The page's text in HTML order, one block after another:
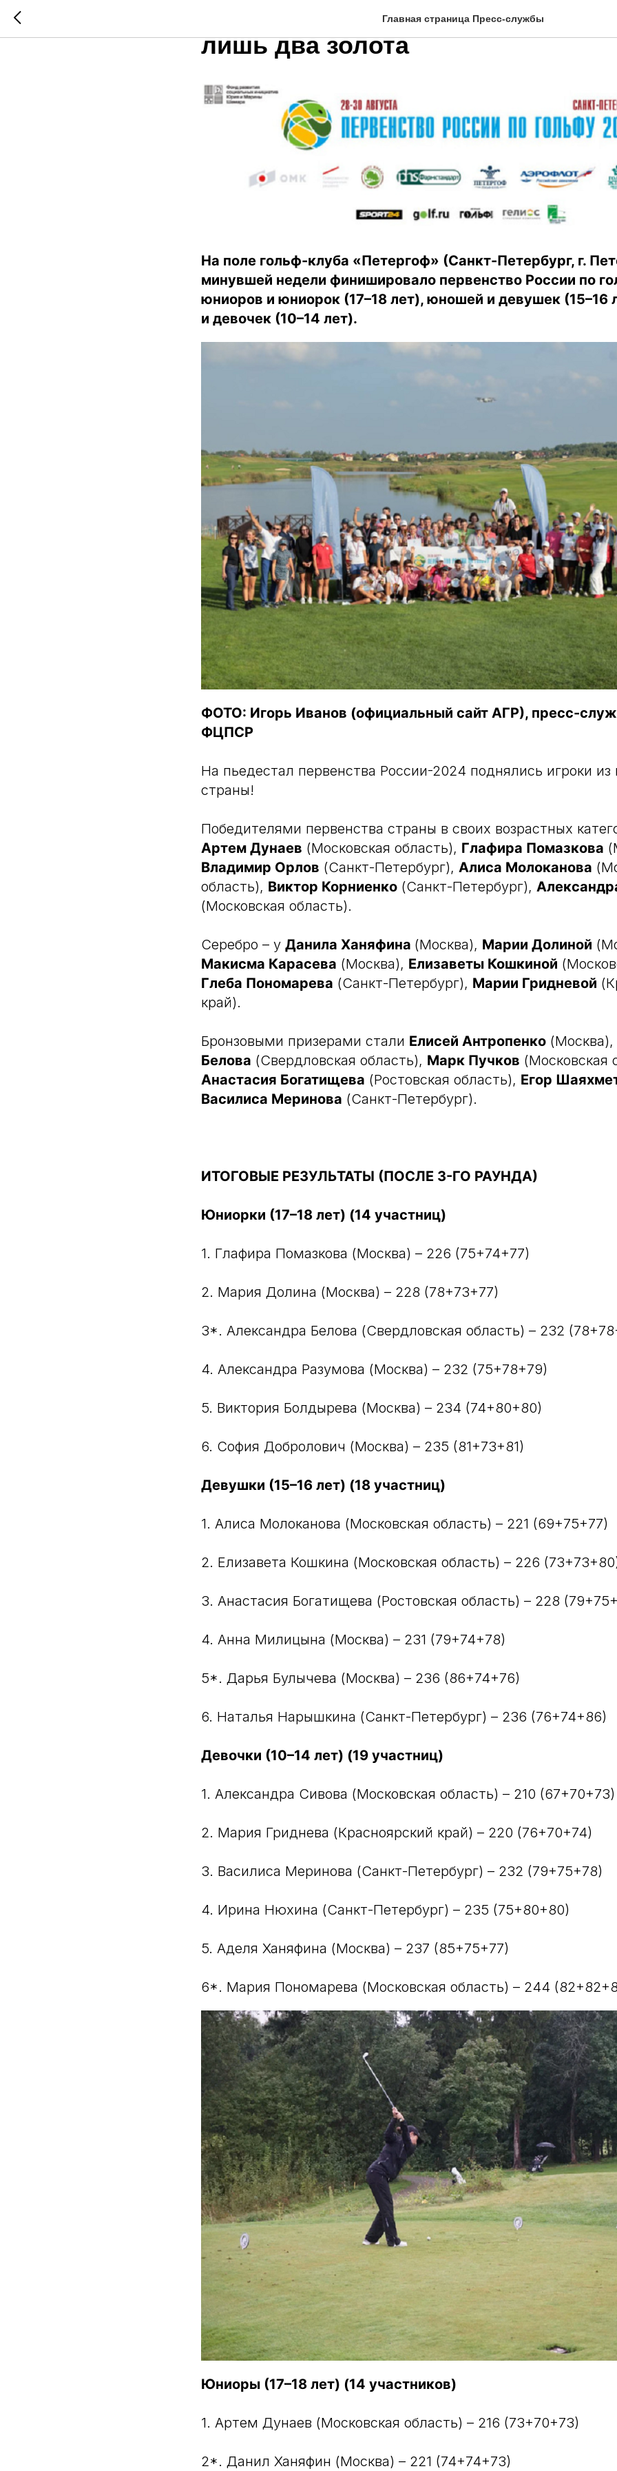
Главная страница Пресс-службы
У петербуржцев на родной
лишь два золота
На поле гольф-клуба «Петергоф» (Санкт-Петербург, г.
минувшей недели финишировало первенство России по
юниоров и юниорок (17–18 лет), юношей и девушек (15–16
и девочек (10–14 лет).
ФОТО: Игорь Иванов (официальный сайт АГР), пресс-
ФЦПСР
На пьедестал первенства России-2024 поднялись игроки
страны!
Победителями первенства страны в своих возрастных
Артем Дунаев (Московская область), Глафира Помазкова
Владимир Орлов (Санкт-Петербург), Алиса Молоканова
область), Виктор Корниенко (Санкт-Петербург),
(Московская область).
Серебро – у Данила Ханяфина (Москва), Марии Долиной
Макисма Карасева (Москва), Елизаветы Кошкиной
Глеба Пономарева (Санкт-Петербург), Марии Гридневой
край).
Бронзовыми призерами стали Елисей Антропенко (Москва),
Белова (Свердловская область), Марк Пучков (Московская
Анастасия Богатищева (Ростовская область), Егор
Василиса Меринова (Санкт-Петербург).
ИТОГОВЫЕ РЕЗУЛЬТАТЫ (ПОСЛЕ 3-ГО РАУНДА)
Юниорки (17–18 лет) (14 участниц)
1. Глафира Помазкова (Москва) – 226 (75+74+77)
2. Мария Долина (Москва) – 228 (78+73+77)
3*. Александра Белова (Свердловская область) – 232
4. Александра Разумова (Москва) – 232 (75+78+79)
5. Виктория Болдырева (Москва) – 234 (74+80+80)
6. София Добролович (Москва) – 235 (81+73+81)
Девушки (15–16 лет) (18 участниц)
1. Алиса Молоканова (Московская область) – 221 (69+75+77)
2. Елизавета Кошкина (Московская область) – 226
3. Анастасия Богатищева (Ростовская область) – 228
4. Анна Милицына (Москва) – 231 (79+74+78)
5*. Дарья Булычева (Москва) – 236 (86+74+76)
6. Наталья Нарышкина (Санкт-Петербург) – 236 (76+74+86)
Девочки (10–14 лет) (19 участниц)
1. Александра Сивова (Московская область) – 210 (67+70+73)
2. Мария Гриднева (Красноярский край) – 220 (76+70+74)
3. Василиса Меринова (Санкт-Петербург) – 232 (79+75+78)
4. Ирина Нюхина (Санкт-Петербург) – 235 (75+80+80)
5. Аделя Ханяфина (Москва) – 237 (85+75+77)
6*. Мария Пономарева (Московская область) – 244
Юниоры (17–18 лет) (14 участников)
1. Артем Дунаев (Московская область) – 216 (73+70+73)
2*. Данил Ханяфин (Москва) – 221 (74+74+73)